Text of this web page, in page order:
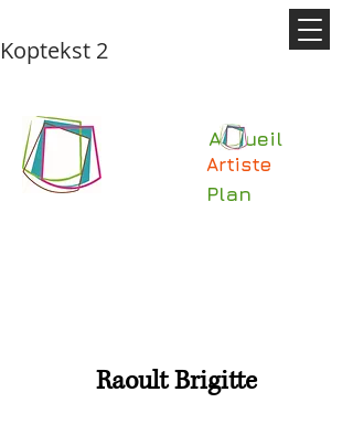
Koptekst 2
Accueil
Artiste
Plan
Raoult Brigitte